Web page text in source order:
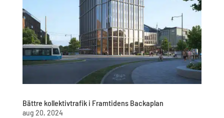
Bättre kollektivtrafik i Framtidens Backaplan
aug 20, 2024